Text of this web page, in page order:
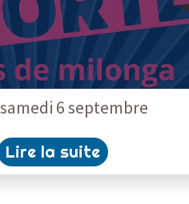
6 septembre
Lire la suite